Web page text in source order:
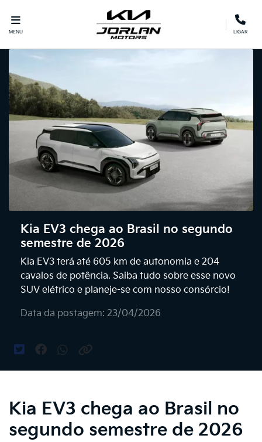
MENU LIGAR
Kia EV3 chega ao Brasil no segundo
semestre de 2026
Kia EV3 terá até 605 km de autonomia e 204
cavalos de potência. Saiba tudo sobre esse novo
SUV elétrico e planeje-se com nosso consórcio!
Data da postagem: 23/04/2026
Kia EV3 chega ao Brasil no
segundo semestre de 2026